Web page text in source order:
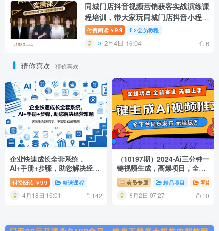
同城门店抖音视频营销获客实战演练课
程培训，带大家玩同城门店抖音小程序
同城视频。
付费阅读 ￥9.9 会员教程
2月4日 16:04 6
猜你喜欢 猜你喜欢
企业快速成长全套系统，
AI+手册+步骤，助您解决经营
难题，实现持续盈利增长，不
管啥行业都能用
付费阅读 ￥9.9 精选课程
4月18日 16:01 142
（10197期）2024-Ai三分钟一
键视频生成，高爆项目，全新
思路，小白无脑月入轻松过万
+ 会员专属 精品项目 网络项
9月2日 07:27 10